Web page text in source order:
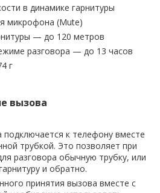
в динамике гарнитуры
микрофона (Mute)
— до 120 метров
разговора — до 13 часов
г
вызова
подключается к телефону вместе
трубкой. Это позволяет при
разговора обычную трубку, или
и обратно.
принятия вызова вместе с